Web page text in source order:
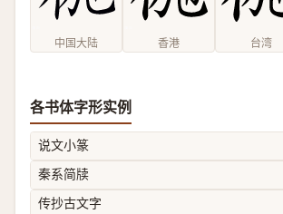
中国大陆 香港 台湾
各书体字形实例
说文小篆
秦系简牍
传抄古文字